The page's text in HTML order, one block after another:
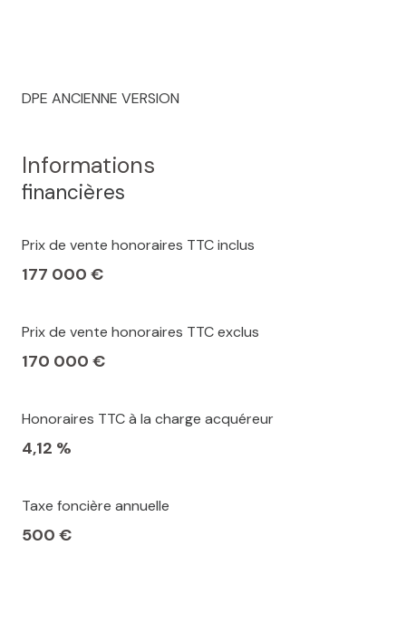
DPE ANCIENNE VERSION
Informations
financières
Prix de vente honoraires TTC inclus
177 000 €
Prix de vente honoraires TTC exclus
170 000 €
Honoraires TTC à la charge acquéreur
4,12 %
Taxe foncière annuelle
500 €